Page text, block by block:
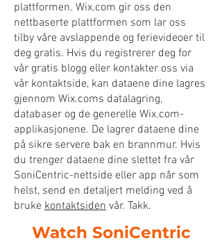
plattformen. Wix.com gir oss den
nettbaserte plattformen som lar oss
tilby våre avslappende og ferievideoer til
deg gratis. Hvis du registrerer deg for
vår gratis blogg eller kontakter oss via
vår kontaktside, kan dataene dine lagres
gjennom Wix.coms datalagring,
databaser og de generelle Wix.com-
applikasjonene. De lagrer dataene dine
på sikre servere bak en brannmur. Hvis
du trenger dataene dine slettet fra vår
SoniCentric-nettside eller app når som
helst, send en detaljert melding ved å
bruke kontaktsiden vår. Takk.
Watch SoniCentric